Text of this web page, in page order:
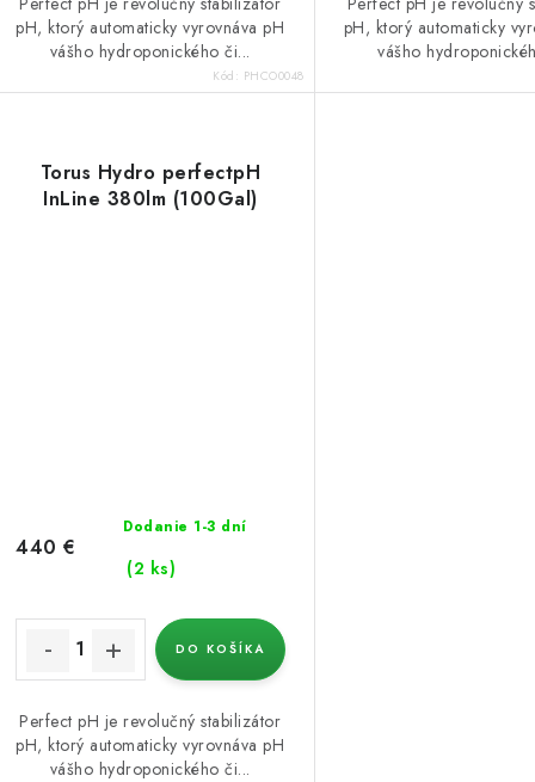
pH, ktorý automaticky vyrovnáva pH
vášho hydroponického či...
Kód: PHCO0048
pH, ktorý automaticky
vášho
Torus Hydro perfectpH
InLine 380lm (100Gal)
Dodanie 1-3 dní
(2 ks)
440 €
DO KOŠÍKA
Perfect pH je revolučný stabilizátor
pH, ktorý automaticky vyrovnáva pH
vášho hydroponického či...